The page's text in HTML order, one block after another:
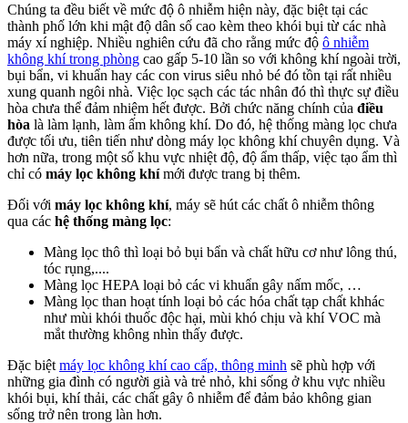
Chúng ta đều biết về mức độ ô nhiễm hiện này, đặc biệt tại các
thành phố lớn khi mật độ dân số cao kèm theo khói bụi từ các nhà
máy xí nghiệp. Nhiều nghiên cứu đã cho rằng mức độ ô nhiễm
không khí trong phòng cao gấp 5-10 lần so với không khí ngoài trời,
bụi bẩn, vi khuẩn hay các con virus siêu nhỏ bé đó tồn tại rất nhiều
xung quanh ngôi nhà. Việc lọc sạch các tác nhân đó thì thực sự điều
hòa chưa thể đảm nhiệm hết được. Bởi chức năng chính của điều
hòa là làm lạnh, làm ấm không khí. Do đó, hệ thống màng lọc chưa
được tối ưu, tiên tiến như dòng máy lọc không khí chuyên dụng. Và
hơn nữa, trong một số khu vực nhiệt độ, độ ẩm thấp, việc tạo ẩm thì
chỉ có máy lọc không khímới được trang bị thêm.
Đối với máy lọc không khí, máy sẽ hút các chất ô nhiễm thông
qua các hệ thống màng lọc:
Màng lọc thô thì loại bỏ bụi bẩn và chất hữu cơ như lông thú,
tóc rụng,....
Màng lọc HEPA loại bỏ các vi khuẩn gây nấm mốc, …
Màng lọc than hoạt tính loại bỏ các hóa chất tạp chất khhác
như mùi khói thuốc độc hại, mùi khó chịu và khí VOC mà
mắt thường không nhìn thấy được.
Đặc biệt máy lọc không khí cao cấp, thông minh sẽ phù hợp với
những gia đình có người già và trẻ nhỏ, khi sống ở khu vực nhiều
khói bụi, khí thải, các chất gây ô nhiễm để đảm bảo không gian
sống trở nên trong làn hơn.